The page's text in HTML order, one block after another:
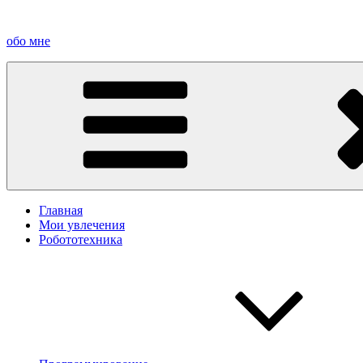
содержимому
обо мне
Главная
Мои увлечения
Робототехника